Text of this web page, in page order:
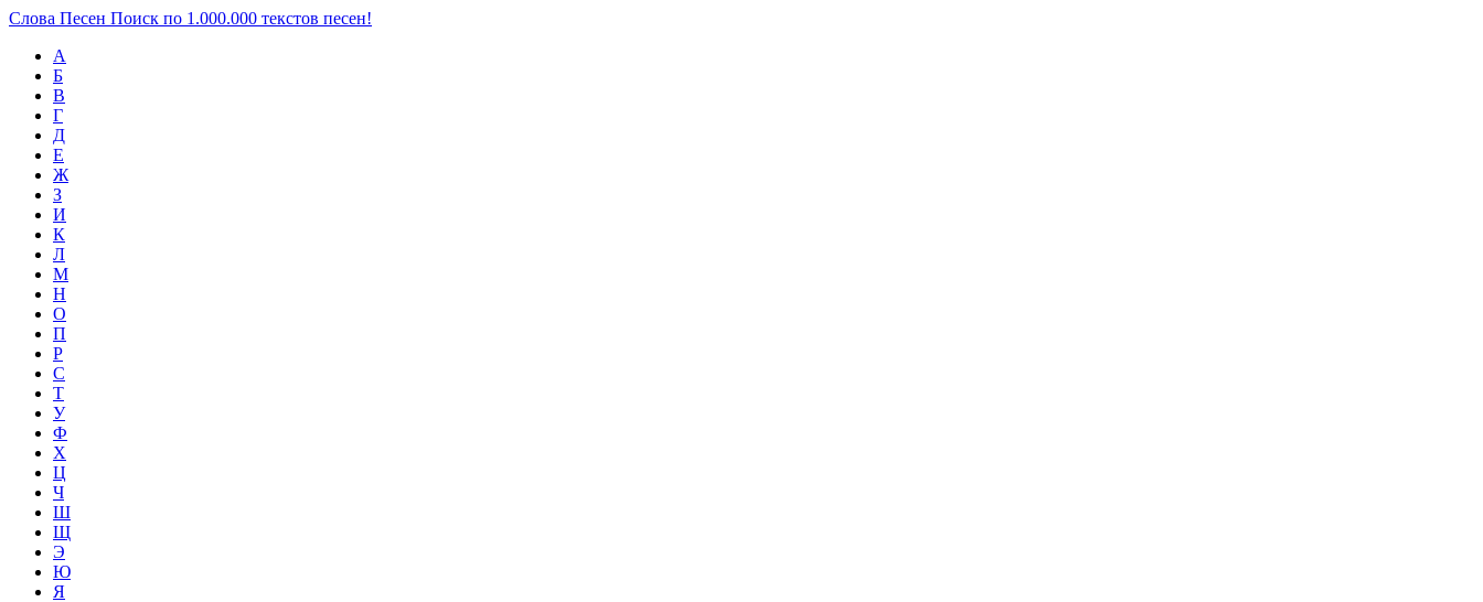
Слова Песен Поиск по 1.000.000 текстов песен!
А
Б
В
Г
Д
Е
Ж
З
И
К
Л
М
Н
О
П
Р
С
Т
У
Ф
Х
Ц
Ч
Ш
Щ
Э
Ю
Я